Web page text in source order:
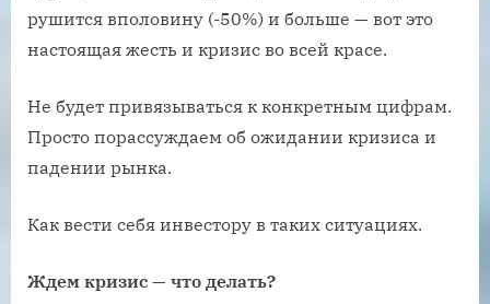
рушится вполовину (-50%) и больше — вот это
настоящая жесть и кризис во всей красе.
Не будет привязываться к конкретным цифрам.
Просто порассуждаем об ожидании кризиса и
падении рынка.
Как вести себя инвестору в таких ситуациях.
Ждем кризис — что делать?